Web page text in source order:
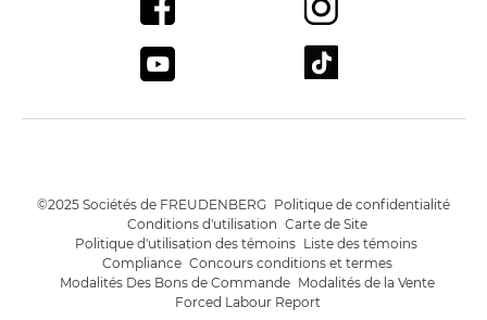
©2025 Sociétés de FREUDENBERG Politique de confidentialité
Conditions d'utilisation Carte de Site
Politique d'utilisation des témoins Liste des témoins
Compliance Concours conditions et termes
Modalités Des Bons de Commande Modalités de la Vente
Forced Labour Report